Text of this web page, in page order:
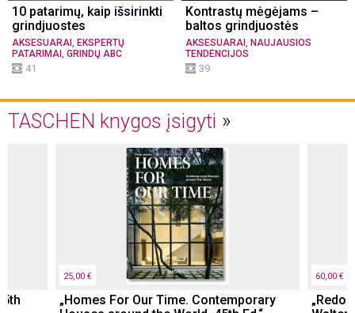
10 patarimų, kaip išsirinkti
grindjuostes
AKSESUARAI EKSPERTŲ
PATARIMAI GRINDŲ ABC
41
Kontrastų mėgėjams –
baltos grindjuostės
AKSESUARAI NAUJAUSIOS
TENDENCIJOS
39
TASCHEN knygos įsigyti
25,00 €
„Homes For Our Time. Contemporary
60,00 €